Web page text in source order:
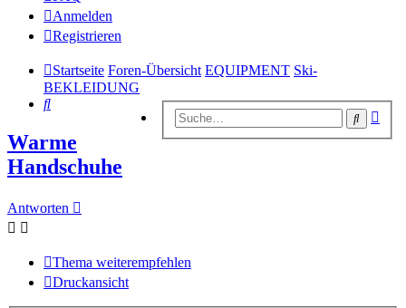
Anmelden
Registrieren
Startseite Foren-Übersicht EQUIPMENT Ski-
BEKLEIDUNG
Suche
Suche
Warme
Handschuhe
Antworten
Thema weiterempfehlen
Druckansicht